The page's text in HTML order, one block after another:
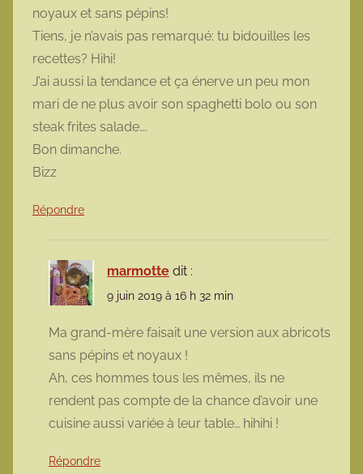
noyaux et sans pépins!
Tiens, je n’avais pas remarqué: tu bidouilles les
recettes? Hihi!
J’ai aussi la tendance et ça énerve un peu mon
mari de ne plus avoir son spaghetti bolo ou son
steak frites salade….
Bon dimanche.
Bizz
Répondre
marmotte dit :
9 juin 2019 à 16 h 32 min
Ma grand-mère faisait une version aux abricots
sans pépins et noyaux !
Ah, ces hommes tous les mêmes, ils ne
rendent pas compte de la chance d’avoir une
cuisine aussi variée à leur table… hihihi !
Répondre